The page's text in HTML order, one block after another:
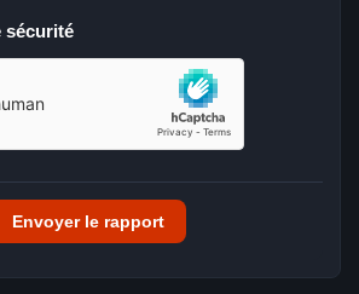
sécurité
Envoyer le rapport